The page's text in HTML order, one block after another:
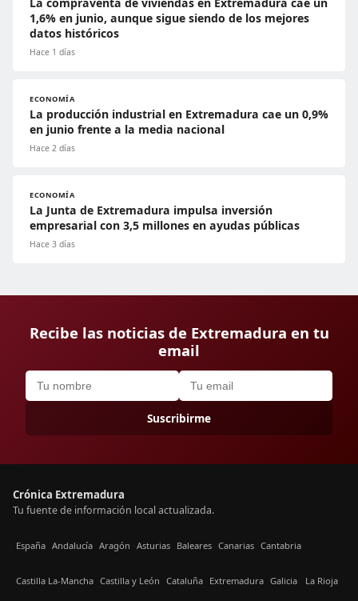
La compraventa de viviendas en Extremadura cae un
1,6% en junio, aunque sigue siendo de los mejores
datos históricos
Hace 1 días
ECONOMÍA
La producción industrial en Extremadura cae un 0,9%
en junio frente a la media nacional
Hace 2 días
ECONOMÍA
La Junta de Extremadura impulsa inversión
empresarial con 3,5 millones en ayudas públicas
Hace 3 días
Recibe las noticias de Extremadura en tu
email
Suscribirme
Crónica Extremadura
Tu fuente de información local actualizada.
España Andalucía Aragón Asturias Baleares Canarias Cantabria
Castilla La-Mancha Castilla y León Cataluña Extremadura Galicia La Rioja